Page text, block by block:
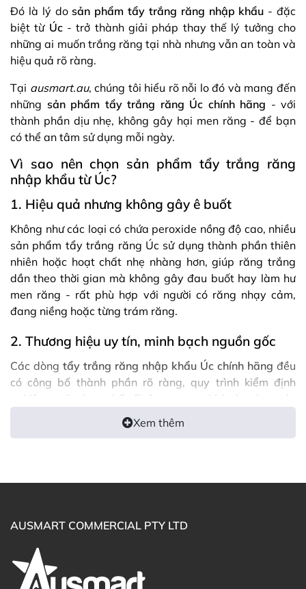
Đó là lý do sản phẩm tẩy trắng răng nhập khẩu - đặc
biệt từÚc- trở thành giải pháp thay thế lý tưởng cho
những ai muốn trắng răng tại nhà nhưng vẫn an toàn và
hiệu quả rõ ràng.
Tại ausmart.au, chúng tôi hiểu rõ nỗi lo đó và mang đến
những sản phẩm tẩy trắng răng Úc chính hãng - với
thành phần dịu nhẹ, không gây hại men răng - để bạn
có thể an tâm sử dụng mỗi ngày.
Vì sao nên chọn sản phẩm tẩy trắng răng
nhập khẩu từ Úc?
1. Hiệu quả nhưng không gây ê buốt
Không như các loại có chứa peroxide nồng độ cao, nhiều
sản phẩm tẩy trắng răng Úc sử dụng thành phần thiên
nhiên hoặc hoạt chất nhẹ nhàng hơn, giúp răng trắng
dần theo thời gian mà không gây đau buốt hay làm hư
men răng - rất phù hợp với người có răng nhạy cảm,
đang niềng hoặc từng trám răng.
2. Thương hiệu uy tín, minh bạch nguồn gốc
Các dòng tẩy trắng răng nhập khẩu Úc chính hãng đều
có công bố thành phần rõ ràng, quy trình kiểm định
nghiêm ngặt, hạn chế tối đa nguy cơ kích ứng hay tác
dụng phụ. Đây là điểm cộng lớn cho người tiêu dùng kỹ
tính, đặc biệt là mẹ bầu hoặc người đang chăm sóc sức
tại nhà như miếng dán, bút bôi, gel hoặc kem đánh răng
hiệu quả lâu dài - chi phí lại tiết kiệm hơn nhiều.
Cách chọn sản phẩm tẩy trắng răng phù hợp
Xem thêm
AUSMART COMMERCIAL PTY LTD